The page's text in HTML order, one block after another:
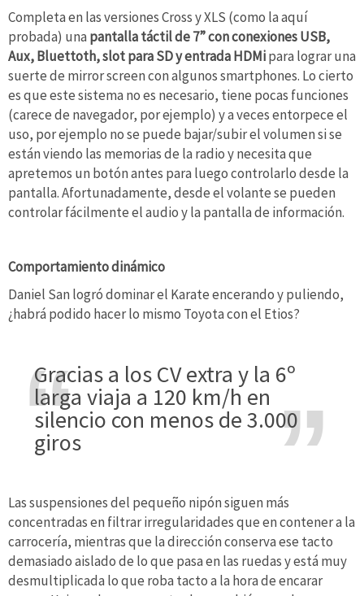
Completa en las versiones Cross y XLS (como la aquí
probada) una pantalla táctil de 7” con conexiones USB,
Aux, Bluettoth, slot para SD y entrada HDMipara lograr una
suerte de mirror screen con algunos smartphones. Lo cierto
es que este sistema no es necesario, tiene pocas funciones
(carece de navegador, por ejemplo) y a veces entorpece el
uso, por ejemplo no se puede bajar/subir el volumen si se
están viendo las memorias de la radio y necesita que
apretemos un botón antes para luego controlarlo desde la
pantalla. Afortunadamente, desde el volante se pueden
controlar fácilmente el audio y la pantalla de información.
Comportamiento dinámico
Daniel San logró dominar el Karate encerando y puliendo,
¿habrá podido hacer lo mismo Toyota con el Etios?
Gracias a los CV extra y la 6º
larga viaja a 120 km/h en
silencio con menos de 3.000
giros
Las suspensiones del pequeño nipón siguen más
concentradas en filtrar irregularidades que en contener a la
carrocería, mientras que la dirección conserva ese tacto
demasiado aislado de lo que pasa en las ruedas y está muy
desmultiplicada lo que roba tacto a la hora de encarar